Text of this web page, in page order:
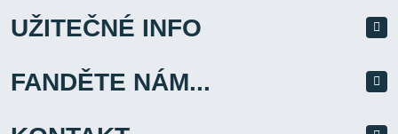
UŽITEČNÉ INFO
FANDĚTE NÁM...